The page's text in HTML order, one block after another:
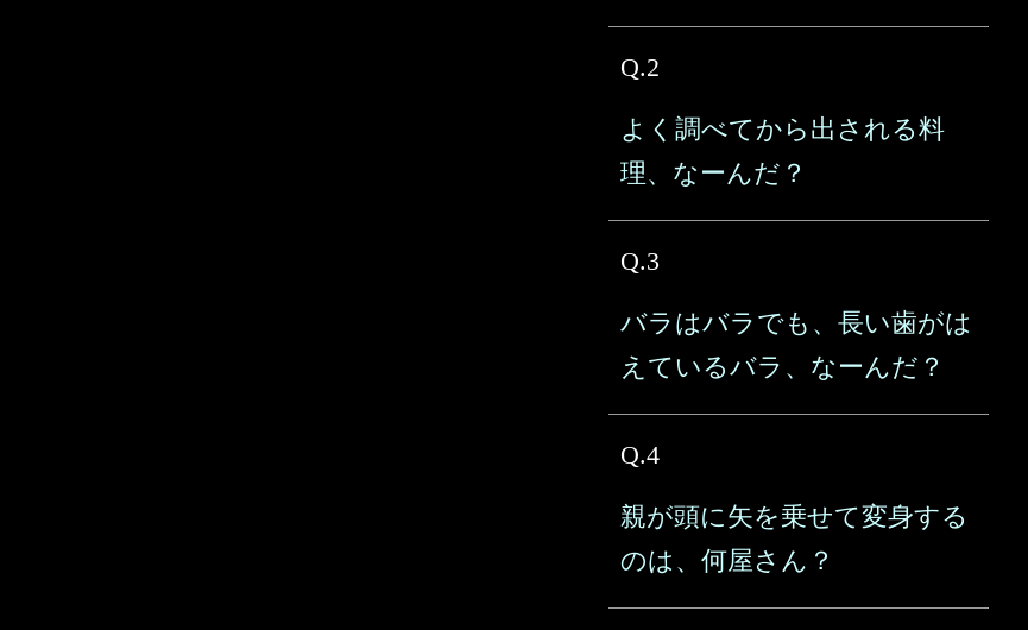
Q.2
よく調べてから出される料
理、なーんだ？
Q.3
バラはバラでも、長い歯がは
えているバラ、なーんだ？
Q.4
親が頭に矢を乗せて変身する
のは、何屋さん？